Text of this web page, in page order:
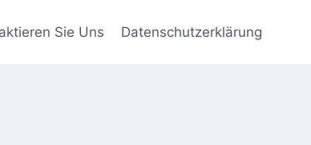
Sie Uns Datenschutzerklärung